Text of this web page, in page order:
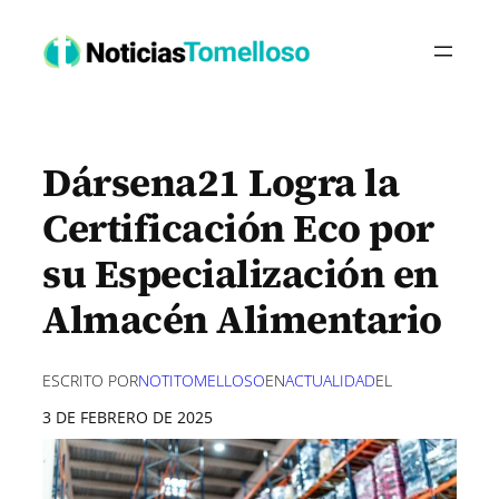
contenido
Dársena21 Logra la
Certificación Eco por
su Especialización en
Almacén Alimentario
ESCRITO PORNOTITOMELLOSOENACTUALIDADEL
3 DE FEBRERO DE 2025